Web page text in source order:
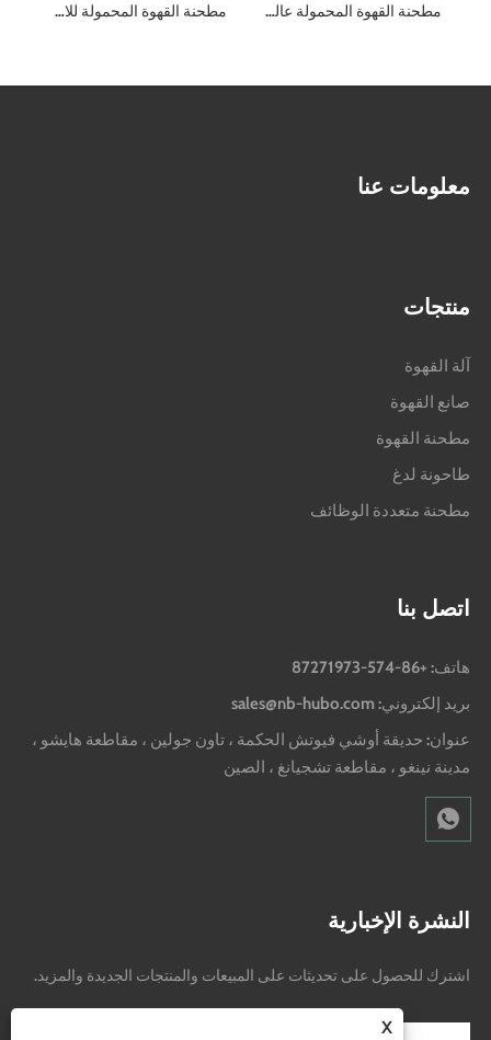
مطحنة القهوة المحمولة للاستخدام في التخييم مطحنة القهوة المحمولة عالية السرعة
معلومات عنا
منتجات
آلة القهوة
صانع القهوة
مطحنة القهوة
طاحونة لدغ
مطحنة متعددة الوظائف
اتصل بنا
هاتف: +86-574-87271973
بريد إلكتروني: sales@nb-hubo.com
عنوان: حديقة أوشي فيوتش الحكمة ، تاون جولين ، مقاطعة هايشو ،
مدينة نينغو ، مقاطعة تشجيانغ ، الصين
النشرة الإخبارية
اشترك للحصول على تحديثات على المبيعات والمنتجات الجديدة والمزيد.
X